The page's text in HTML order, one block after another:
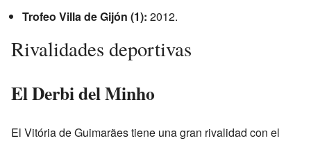
Trofeo Villa de Gijón (1): 2012.
Rivalidades deportivas
El Derbi del Minho
El Vitória de Guimarães tiene una gran rivalidad con el